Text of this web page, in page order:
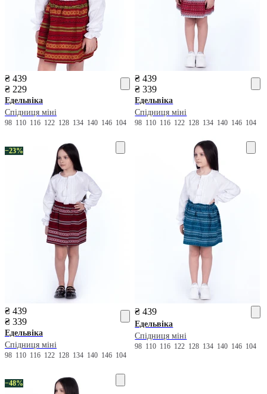
₴ 439
₴ 229
Едельвіка
Спідниця міні
98 110 116 122 128 134 140 146 104
₴ 439
₴ 339
Едельвіка
Спідниця міні
98 110 116 122 128 134 140 146 104
−23%
₴ 439
₴ 339
Едельвіка
Спідниця міні
98 110 116 122 128 134 140 146 104
₴ 439
Едельвіка
Спідниця міні
98 110 116 122 128 134 140 146 104
−48%